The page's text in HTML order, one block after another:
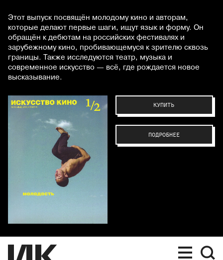
Этот выпуск посвящён молодому кино и авторам,
которые делают первые шаги, ищут язык и форму. Он
обращён к дебютам на российских фестивалях и
зарубежному кино, пробивающемуся к зрителю сквозь
границы. Также исследуются театр, музыка и
современное искусство — всё, где рождается новое
высказывание.
КУПИТЬ
ПОДРОБНЕЕ